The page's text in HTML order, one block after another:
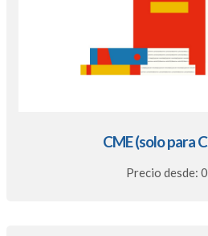
CME (solo para
Precio desde: